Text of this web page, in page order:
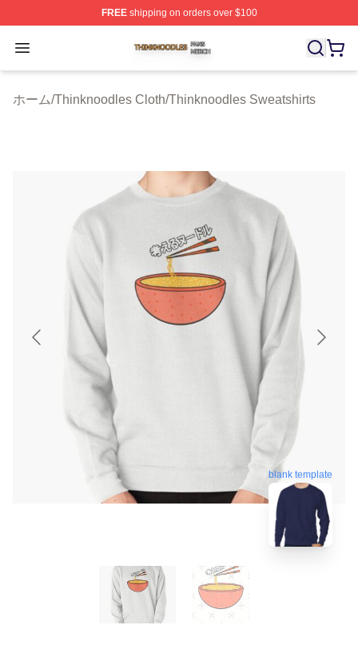
FREEshipping on orders over $100
Open menu
Thinknoodles Shop ⚡️ Officially Licensed
ホーム/Thinknoodles Cloth/Thinknoodles Sweatshirts
blank template